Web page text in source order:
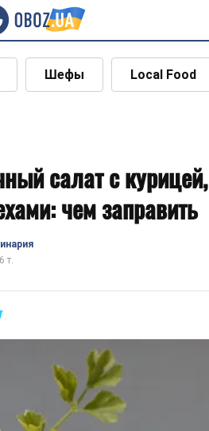
Шефы Local Food
салат с курицей,
чем заправить
т.